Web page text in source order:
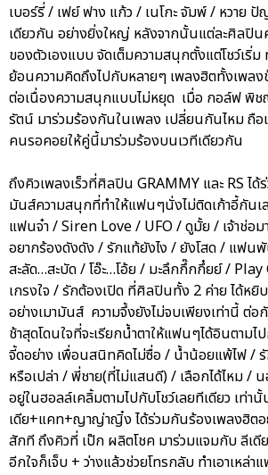
เบอร์รี่ / เฟย์ ฟาง แก้ว / เนโกะ จัมพ์ / หวาย
เดียวกัน อย่างยิ่งใหญ่ หลังจากนั้นแต่ละศิลปิน
ของตัวเองแบบ จัดเต็มความสนุกตั้งแต่โชว์เริ่ม
ย้อนความคิดถึงไปกับหลายๆ เพลงฮิตทั้งเพลงช้
ต่อเนื่องความสนุกแบบไม่หยุด เมื่อ กอล์ฟ พิ
รัตน์ มาร่วมร้องกันในเพลง เปลี่ยนกันไหม ถื
คนรอคอยให้คู่นี้มาร่วมร้องบนเวทีเดียวกัน
ถึงคิวเพลงเร็วที่ศิลปิน GRAMMY และ RS ได้
มันส์ความสนุกที่ทำให้แฟนๆนั่งไม่ติดเก้าอี้กันเ
แฟนจ๋า / Siren Love / UFO / ดูมั้ย / เจ้าช่อ
อยากร้องดังดัง / รักแท้ยังไง / ยังโสด / แฟ
สะลัด…สะบัด / โอ๊ะ…โอ้ย / มะลึกกึ๊กกึ๋ยย์ /
เกรงใจ / รักต้องเปิด ที่ศิลปินทั้ง 2 ค่าย ได้หยิ
อย่างเมามันส์ ความจึ้งยังไม่จบเพียงเท่านี้ ต่
ช้าสุดโดนใจที่จะเรียกน้ำตาให้แฟนๆได้อินตาม
จี้ดอย่าง เพื่อนสนิทคิดไม่ซื่อ / น้ำน้อยแพ้ไฟ / รั
หรือเปล่า / พี่ชาย(ที่ไม่แสนดี) / เลือกได้ไหม /
อยู่ในฮอลล์เคลิ้มตามไปกับโชว์เลยทีเดียว เท่า
เดีย+แคท+ญาญ่าญิ๋ง ได้ร่วมกันร้องเพลงฮิตอ
สักที ถึงคิวที่ เป๊ก ผลิตโชค มาร่วมแจมกับ ลีเดี
อีกใจก็เจ็บ + ว่างแล้วช่วยโทรกลับ ทำเอาเหล่